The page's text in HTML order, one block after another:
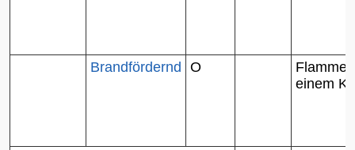
Brandfördernd O
Flamme
einem